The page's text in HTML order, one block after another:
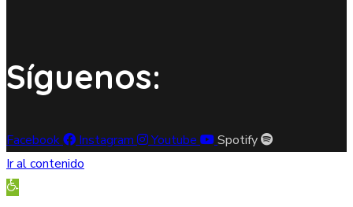
Síguenos:
Facebook Instagram Youtube
Spotify
Ir al contenido
Abrir barra de herramientas